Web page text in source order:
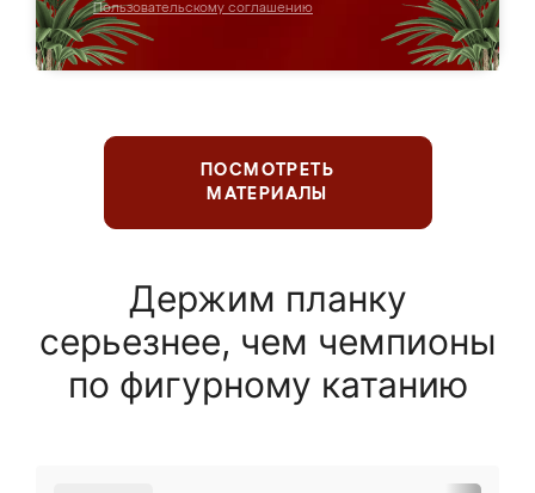
Пользовательскому соглашению
ПОСМОТРЕТЬ
МАТЕРИАЛЫ
Держим планку
серьезнее, чем чемпионы
по фигурному катанию